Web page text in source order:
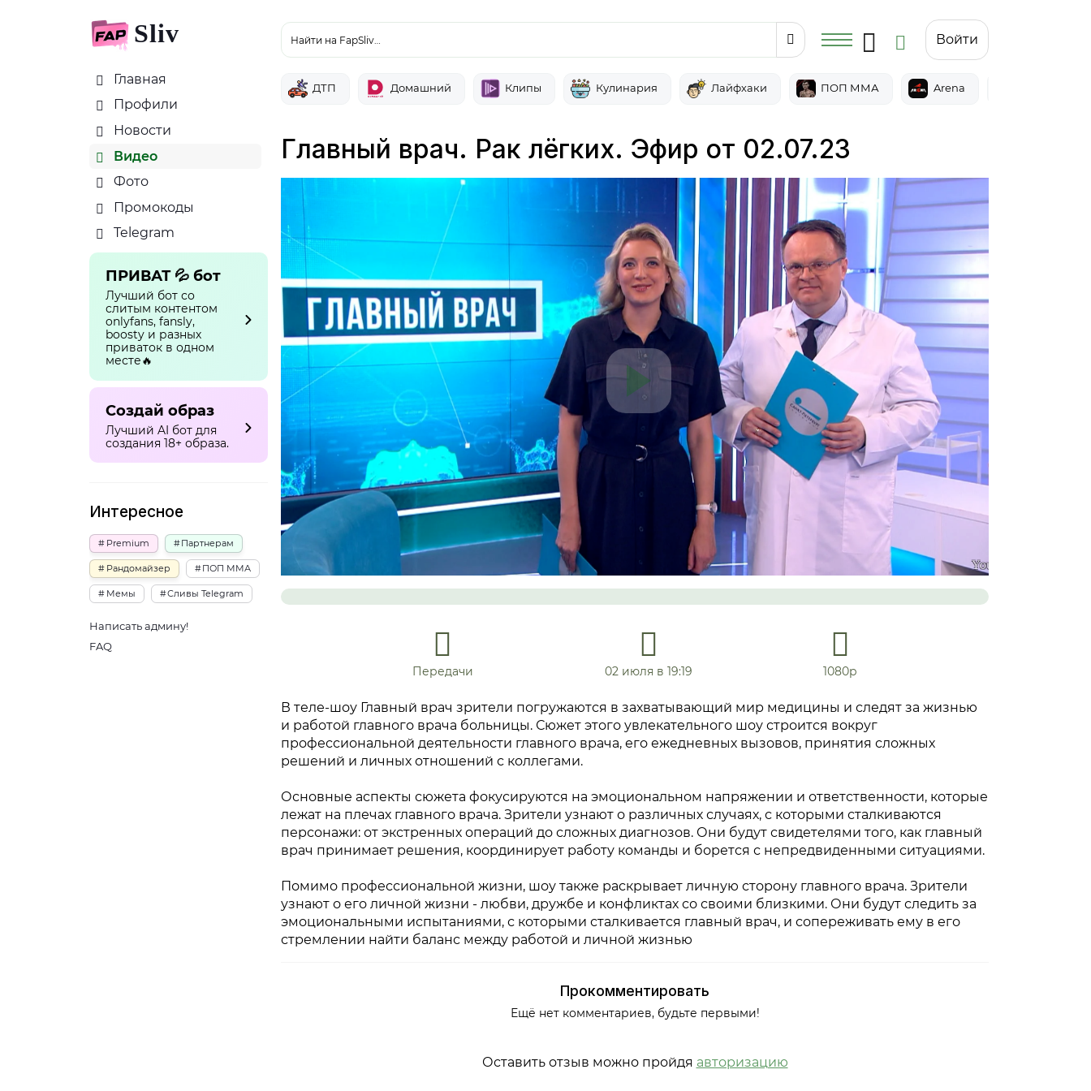
Sliv
Главная
Профили
Новости
Видео
Фото
Промокоды
Telegram
ПРИВАТ 💦 бот
Лучший бот со
слитым контентом
onlyfans, fansly,
boosty и разных
приваток в одном
месте🔥
Создай образ
Лучший AI бот для
создания 18+ образа.
Интересное
Premium Партнерам
Рандомайзер ПОП ММА
Мемы Сливы Telegram
Написать админу!
FAQ
Найти на FapSliv… Войти
ДТП Домашний Клипы Кулинария Лайфхаки ПОП ММА Arena
Главный врач. Рак лёгких. Эфир от 02.07.23
Передачи 02 июля в 19:19 1080р
В теле-шоу Главный врач зрители погружаются в захватывающий мир медицины и следят за жизнью
и работой главного врача больницы. Сюжет этого увлекательного шоу строится вокруг
профессиональной деятельности главного врача, его ежедневных вызовов, принятия сложных
решений и личных отношений с коллегами.
Основные аспекты сюжета фокусируются на эмоциональном напряжении и ответственности, которые
лежат на плечах главного врача. Зрители узнают о различных случаях, с которыми сталкиваются
персонажи: от экстренных операций до сложных диагнозов. Они будут свидетелями того, как главный
врач принимает решения, координирует работу команды и борется с непредвиденными ситуациями.
Помимо профессиональной жизни, шоу также раскрывает личную сторону главного врача. Зрители
узнают о его личной жизни - любви, дружбе и конфликтах со своими близкими. Они будут следить за
эмоциональными испытаниями, с которыми сталкивается главный врач, и сопереживать ему в его
стремлении найти баланс между работой и личной жизнью
Прокомментировать
Ещё нет комментариев, будьте первыми!
Оставить отзыв можно пройдя авторизацию